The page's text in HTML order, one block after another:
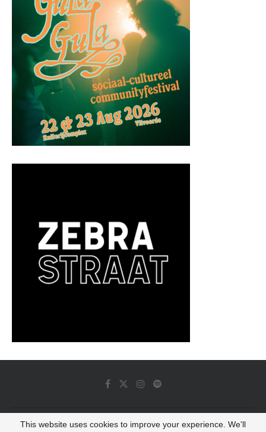
© 2022 - Luminous Dash All Rights Reserved
This website uses cookies to improve your experience. We'll